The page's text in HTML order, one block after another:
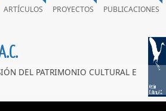
ARTÍCULOS PROYECTOS
PUBLICACIONES
DEL PATRIMONIO CULTURAL E